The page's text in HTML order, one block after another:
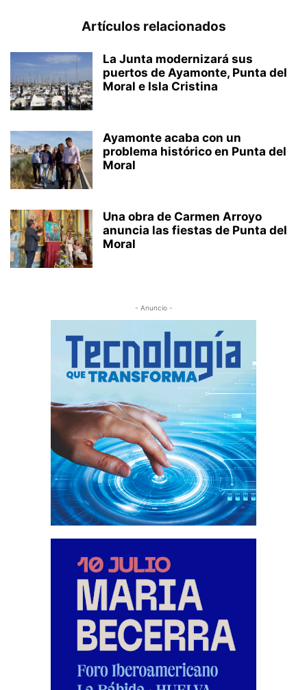
Artículos relacionados
La Junta modernizará sus
puertos de Ayamonte, Punta del
Moral e Isla Cristina
Ayamonte acaba con un
problema histórico en Punta del
Moral
Una obra de Carmen Arroyo
anuncia las fiestas de Punta del
Moral
- Anuncio -